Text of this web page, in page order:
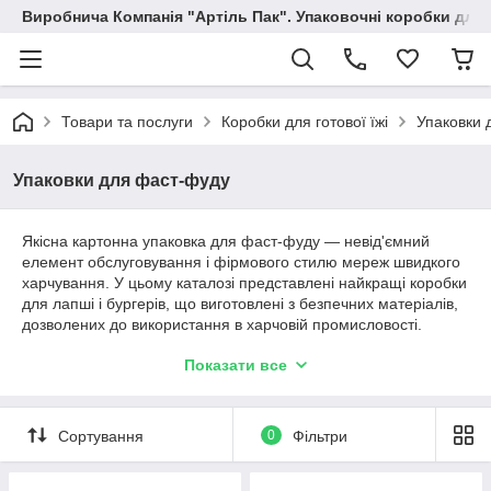
Виробнича Компанія "Артіль Пак". Упаковочні коробки для
Товари та послуги Коробки для готової їжі Упаковки
Упаковки для фаст-фуду
Якісна картонна упаковка для фаст-фуду — невід'ємний
елемент обслуговування і фірмового стилю мереж швидкого
харчування. У цьому каталозі представлені найкращі коробки
для лапші і бургерів, що виготовлені з безпечних матеріалів,
дозволених до використання в харчовій промисловості.
властивостей (жиро- та вологостійкість, підвищена міцність).
щільності, картон або ж гофрокартон. Зазначимо, ми
представляємо картонні коробки для фаст-фуду, що
повністю відповідають вимогам замовника.
Показати все
Сортування 0 Фільтри